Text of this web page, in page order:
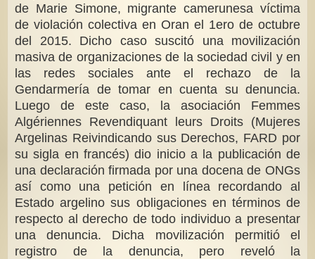
de Marie Simone, migrante camerunesa víctima
de violación colectiva en Oran el 1ero de octubre
del 2015. Dicho caso suscitó una movilización
masiva de organizaciones de la sociedad civil y en
las redes sociales ante el rechazo de la
Gendarmería de tomar en cuenta su denuncia.
Luego de este caso, la asociación Femmes
Algériennes Revendiquant leurs Droits (Mujeres
Argelinas Reivindicando sus Derechos, FARD por
su sigla en francés) dio inicio a la publicación de
una declaración firmada por una docena de ONGs
así como una petición en línea recordando al
Estado argelino sus obligaciones en términos de
respecto al derecho de todo individuo a presentar
una denuncia. Dicha movilización permitió el
registro de la denuncia, pero reveló la